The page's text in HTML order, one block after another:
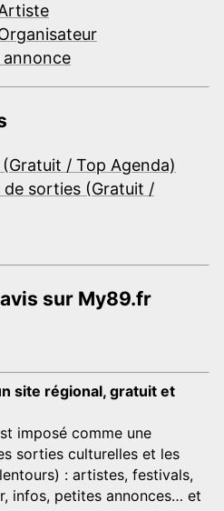
annonce
/ Top Agenda)
sorties (Gratuit /
sur My89.fr
site régional, gratuit et
imposé comme une
sorties culturelles et les
: artistes, festivals,
infos, petites annonces… et